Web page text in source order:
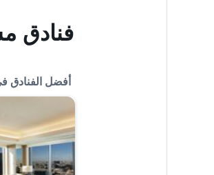
فنادق
أفضل الفنادق